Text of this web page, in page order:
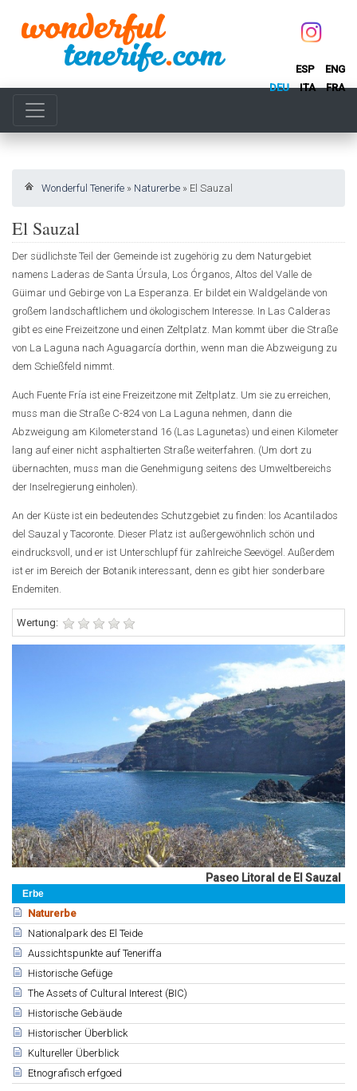
ESP
ENG
DEU
ITA FRA
Wonderful Tenerife » Naturerbe » El Sauzal
Erbe
Naturerbe
Nationalpark des El Teide
Aussichtspunkte auf Teneriffa
Historische Gefüge
The Assets of Cultural Interest (BIC)
Historische Gebäude
Historischer Überblick
Kultureller Überblick
Etnografisch erfgoed
El Sauzal
Der südlichste Teil der Gemeinde ist zugehörig zu dem Naturgebiet
namens Laderas de Santa Úrsula, Los Órganos, Altos del Valle de
Güimar und Gebirge von La Esperanza. Er bildet ein Waldgelände von
großem landschaftlichem und ökologischem Interesse. In Las Calderas
gibt es eine Freizeitzone und einen Zeltplatz. Man kommt über die Straße
von La Laguna nach Aguagarcía dorthin, wenn man die Abzweigung zu
dem Schießfeld nimmt.
Auch Fuente Fría ist eine Freizeitzone mit Zeltplatz. Um sie zu erreichen,
muss man die Straße C-824 von La Laguna nehmen, dann die
Abzweigung am Kilometerstand 16 (Las Lagunetas) und einen Kilometer
lang auf einer nicht asphaltierten Straße weiterfahren. (Um dort zu
übernachten, muss man die Genehmigung seitens des Umweltbereichs
der Inselregierung einholen).
An der Küste ist ein bedeutendes Schutzgebiet zu finden: los Acantilados
del Sauzal y Tacoronte. Dieser Platz ist außergewöhnlich schön und
eindrucksvoll, und er ist Unterschlupf für zahlreiche Seevögel. Außerdem
ist er im Bereich der Botanik interessant, denn es gibt hier sonderbare
Endemiten.
Wertung:
Paseo Litoral de El Sauzal